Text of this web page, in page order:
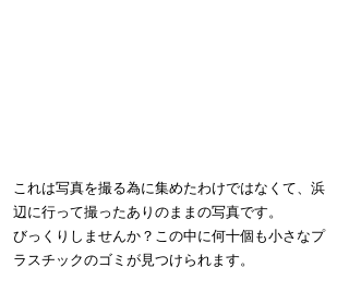
これは写真を撮る為に集めたわけではなくて、浜
辺に行って撮ったありのままの写真です。
びっくりしませんか？この中に何十個も小さなプ
ラスチックのゴミが見つけられます。